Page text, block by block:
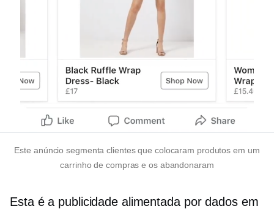
Este anúncio segmenta clientes que colocaram produtos em um
carrinho de compras e os abandonaram
Esta é a publicidade alimentada por dados em